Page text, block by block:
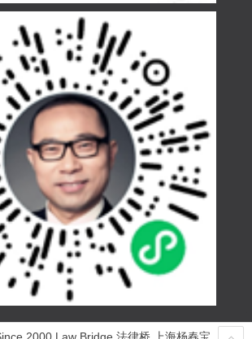
2000 Law Bridge 法律桥 上海杨春宝